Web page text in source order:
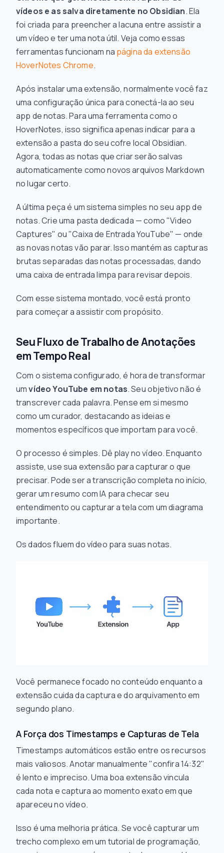
vídeos e as salva diretamente no Obsidian. Ela
foi criada para preencher a lacuna entre assistir a
um vídeo e ter uma nota útil. Veja como essas
ferramentas funcionam na página da extensão
HoverNotes Chrome.
Após instalar uma extensão, normalmente você faz
uma configuração única para conectá-la ao seu
app de notas. Para uma ferramenta como o
HoverNotes, isso significa apenas indicar para a
extensão a pasta do seu cofre local Obsidian.
Agora, todas as notas que criar serão salvas
automaticamente como novos arquivos Markdown
no lugar certo.
A última peça é um sistema simples no seu app de
notas. Crie uma pasta dedicada — como "Video
Captures" ou "Caixa de Entrada YouTube" — onde
as novas notas vão parar. Isso mantém as capturas
brutas separadas das notas processadas, dando
uma caixa de entrada limpa para revisar depois.
Com esse sistema montado, você está pronto
para começar a assistir com propósito.
Seu Fluxo de Trabalho de Anotações
em Tempo Real
Com o sistema configurado, é hora de transformar
umvídeo YouTube em notas. Seu objetivo não é
transcrever cada palavra. Pense em si mesmo
como um curador, destacando as ideias e
momentos específicos que importam paravocê.
O processo é simples. Dê play no vídeo. Enquanto
assiste, use sua extensão para capturar o que
precisar. Pode ser a transcrição completa no início,
gerar um resumo com IA para checar seu
entendimento ou capturar a tela com um diagrama
importante.
Os dados fluem do vídeo para suas notas.
Você permanece focado no conteúdo enquanto a
extensão cuida da captura e do arquivamento em
segundo plano.
A Força dos Timestamps e Capturas de Tela
Timestamps automáticos estão entre os recursos
mais valiosos. Anotar manualmente "confira 14:32"
é lento e impreciso. Uma boa extensão vincula
cada nota e captura ao momento exato em que
apareceu no vídeo.
Isso é uma melhoria prática. Se você capturar um
trecho complexo em um tutorial de programação,